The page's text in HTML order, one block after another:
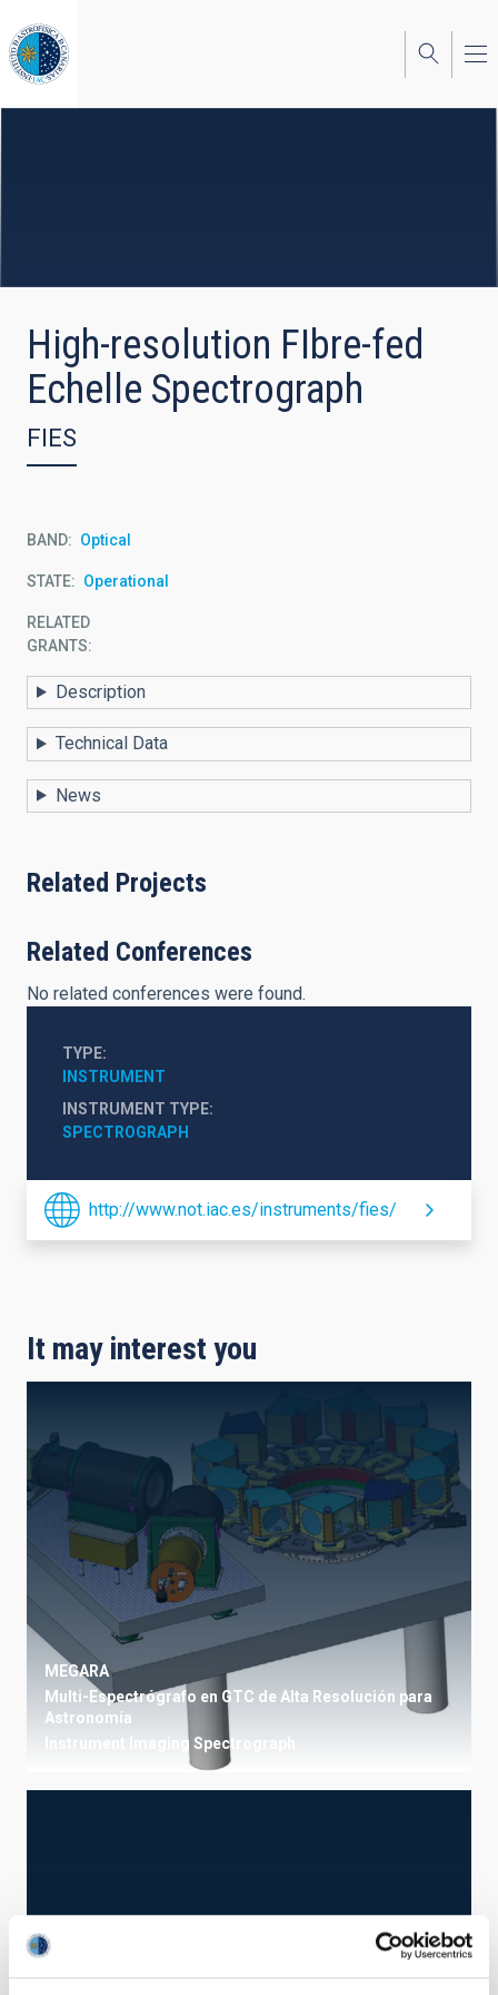
to
main
content
High-resolution FIbre-fed
Echelle Spectrograph
FIES
BAND Optical
STATE Operational
RELATED
GRANTS:
Description
Technical Data
News
Related Projects
Related Conferences
No related conferences were found.
TYPE
INSTRUMENT
INSTRUMENT TYPE
SPECTROGRAPH
http://www.not.iac.es/instruments/fies/
It may interest you
MEGARA
Multi-Espectrógrafo en GTC de Alta Resolución para
Astronomía
Instrument Imaging Spectrograph